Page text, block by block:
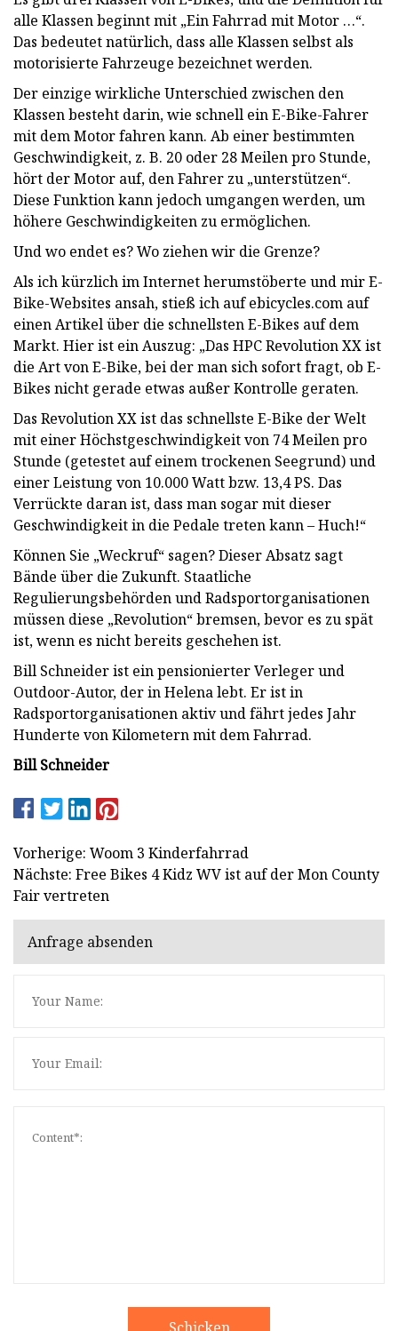
alle Klassen beginnt mit „Ein Fahrrad mit Motor …“.
Das bedeutet natürlich, dass alle Klassen selbst als
motorisierte Fahrzeuge bezeichnet werden.
Der einzige wirkliche Unterschied zwischen den
Klassen besteht darin, wie schnell ein E-Bike-Fahrer
mit dem Motor fahren kann. Ab einer bestimmten
Geschwindigkeit, z. B. 20 oder 28 Meilen pro Stunde,
hört der Motor auf, den Fahrer zu „unterstützen“.
Diese Funktion kann jedoch umgangen werden, um
höhere Geschwindigkeiten zu ermöglichen.
Und wo endet es? Wo ziehen wir die Grenze?
Als ich kürzlich im Internet herumstöberte und mir E-
Bike-Websites ansah, stieß ich auf ebicycles.com auf
einen Artikel über die schnellsten E-Bikes auf dem
Markt. Hier ist ein Auszug: „Das HPC Revolution XX ist
die Art von E-Bike, bei der man sich sofort fragt, ob E-
Bikes nicht gerade etwas außer Kontrolle geraten.
Das Revolution XX ist das schnellste E-Bike der Welt
mit einer Höchstgeschwindigkeit von 74 Meilen pro
Stunde (getestet auf einem trockenen Seegrund) und
einer Leistung von 10.000 Watt bzw. 13,4 PS. Das
Verrückte daran ist, dass man sogar mit dieser
Geschwindigkeit in die Pedale treten kann – Huch!“
Können Sie „Weckruf“ sagen? Dieser Absatz sagt
Bände über die Zukunft. Staatliche
Regulierungsbehörden und Radsportorganisationen
müssen diese „Revolution“ bremsen, bevor es zu spät
ist, wenn es nicht bereits geschehen ist.
Bill Schneider ist ein pensionierter Verleger und
Outdoor-Autor, der in Helena lebt. Er ist in
Radsportorganisationen aktiv und fährt jedes Jahr
Hunderte von Kilometern mit dem Fahrrad.
Bill Schneider
Vorherige: Woom 3 Kinderfahrrad
Nächste: Free Bikes 4 Kidz WV ist auf der Mon County
Fair vertreten
Anfrage absenden
Schicken